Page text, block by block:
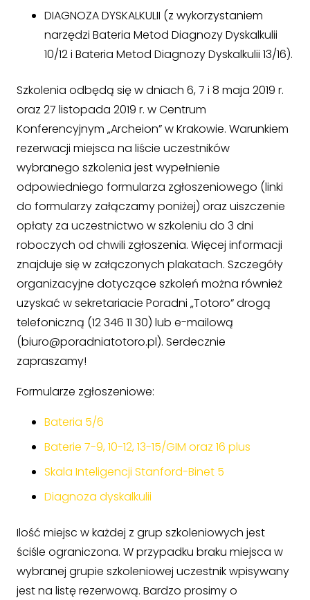
DIAGNOZA DYSKALKULII (z wykorzystaniem
narzędzi Bateria Metod Diagnozy Dyskalkulii
10/12 i Bateria Metod Diagnozy Dyskalkulii 13/16).
Szkolenia odbędą się w dniach 6, 7 i 8 maja 2019 r.
oraz 27 listopada 2019 r. w Centrum
Konferencyjnym „Archeion” w Krakowie. Warunkiem
rezerwacji miejsca na liście uczestników
wybranego szkolenia jest wypełnienie
odpowiedniego formularza zgłoszeniowego (linki
do formularzy załączamy poniżej) oraz uiszczenie
opłaty za uczestnictwo w szkoleniu do 3 dni
roboczych od chwili zgłoszenia. Więcej informacji
znajduje się w załączonych plakatach. Szczegóły
organizacyjne dotyczące szkoleń można również
uzyskać w sekretariacie Poradni „Totoro” drogą
telefoniczną (12 346 11 30) lub e-mailową
(biuro@poradniatotoro.pl). Serdecznie
zapraszamy!
Formularze zgłoszeniowe:
Bateria 5/6
Baterie 7-9, 10-12, 13-15/GIM oraz 16 plus
Skala Inteligencji Stanford-Binet 5
Diagnoza dyskalkulii
Ilość miejsc w każdej z grup szkoleniowych jest
ściśle ograniczona. W przypadku braku miejsca w
wybranej grupie szkoleniowej uczestnik wpisywany
jest na listę rezerwową. Bardzo prosimy o